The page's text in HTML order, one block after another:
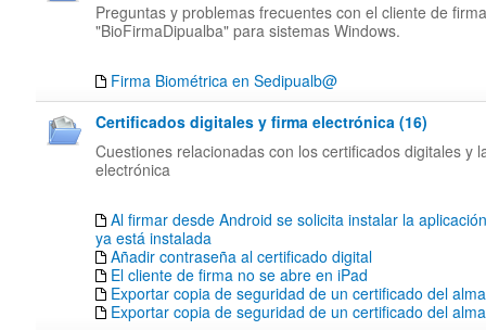
Preguntas y problemas frecuentes con el cliente de firma
"BioFirmaDipualba" para sistemas Windows.
Firma Biométrica en Sedipualb@
Certificados digitales y firma electrónica (16)
Cuestiones relacionadas con los certificados digitales y
electrónica
Al firmar desde Android se solicita instalar la
ya está instalada
Añadir contraseña al certificado digital
El cliente de firma no se abre en iPad
Exportar copia de seguridad de un certificado del
Exportar copia de seguridad de un certificado del